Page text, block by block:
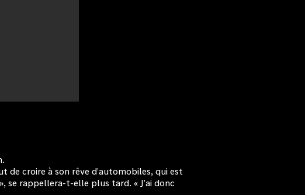
croire à son rêve d’automobiles, qui est
se rappellera-t-elle plus tard. « J’ai donc